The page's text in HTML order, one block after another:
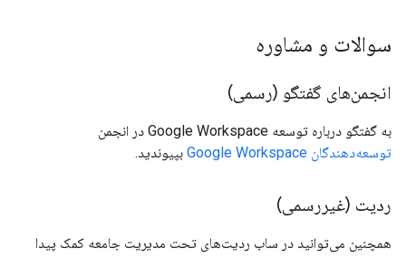
سوالات و مشاوره
انجمن‌های گفتگو (رسمی)
به گفتگو درباره توسعه Google Workspace در انجمن
توسعه‌دهندگان Google Workspace
بپیوندید.
ردیت (غیررسمی)
همچنین می‌توانید در ساب ردیت‌های تحت مدیریت جامعه کمک پیدا